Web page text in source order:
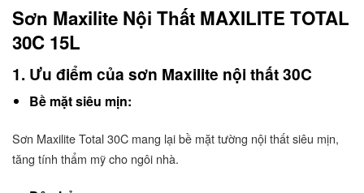
Sơn Maxilite Nội Thất MAXILITE TOTAL
30C 15L
1. Ưu điểm của sơn Maxilite nội thất 30C
Bề mặt siêu mịn:
Sơn Maxilite Total 30C mang lại bề mặt tường nội thất siêu mịn,
tăng tính thẩm mỹ cho ngôi nhà.